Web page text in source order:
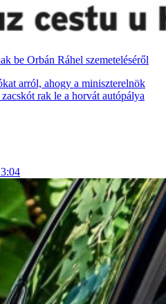
be Orbán Ráhel szemeteléséről
arról, ahogy a miniszterelnök
rak le a horvát autópálya